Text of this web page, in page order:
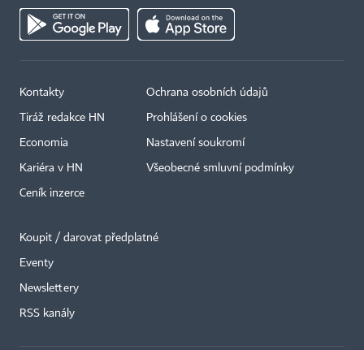
Kontakty
Tiráž redakce HN
Economia
Kariéra v HN
Ceník inzerce
Ochrana osobních údajů
Prohlášení o cookies
Nastavení soukromí
Všeobecné smluvní podmínky
Koupit / darovat předplatné
Eventy
Newslettery
RSS kanály